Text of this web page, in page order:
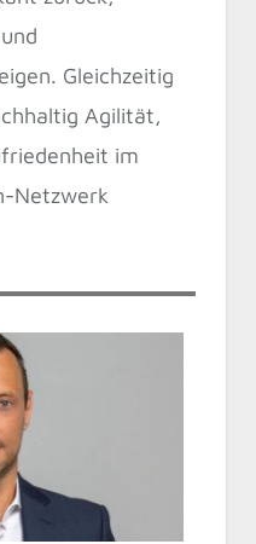
Gleichzeitig
Agilität,
im
Netzwerk